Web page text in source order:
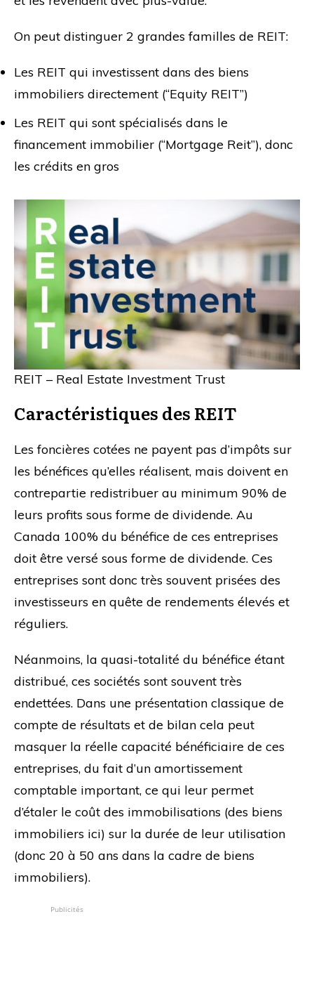
On peut distinguer 2 grandes familles de REIT:
Les REIT qui investissent dans des biens
immobiliers directement (“Equity REIT”)
Les REIT qui sont spécialisés dans le
financement immobilier (“Mortgage Reit”), donc
les crédits en gros
REIT – Real Estate Investment Trust
Caractéristiques des REIT
Les foncières cotées ne payent pas d’impôts sur
les bénéfices qu’elles réalisent, mais doivent en
contrepartie redistribuer au minimum 90% de
leurs profits sous forme de dividende. Au
Canada 100% du bénéfice de ces entreprises
doit être versé sous forme de dividende. Ces
entreprises sont donc très souvent prisées des
investisseurs en quête de rendements élevés et
réguliers.
Néanmoins, la quasi-totalité du bénéfice étant
distribué, ces sociétés sont souvent très
endettées. Dans une présentation classique de
compte de résultats et de bilan cela peut
masquer la réelle capacité bénéficiaire de ces
entreprises, du fait d’un amortissement
comptable important, ce qui leur permet
d’étaler le coût des immobilisations (des biens
immobiliers ici) sur la durée de leur utilisation
(donc 20 à 50 ans dans la cadre de biens
immobiliers).
Publicités